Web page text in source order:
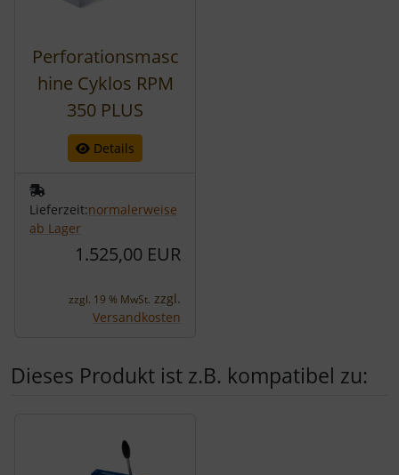
Perforationsmasc
hine Cyklos RPM
350 PLUS
Details
Lieferzeit:normalerweise
ab Lager
1.525,00 EUR
zzgl. 19 % MwSt. zzgl.
Versandkosten
Dieses Produkt ist z.B. kompatibel zu: